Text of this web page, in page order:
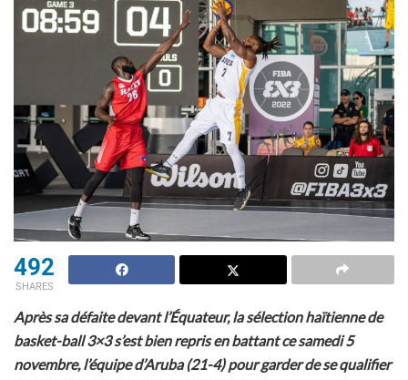
492
SHARES
Après sa défaite devant l’Équateur, la sélection haïtienne de
basket-ball 3×3 s’est bien repris en battant ce samedi 5
novembre, l’équipe d’Aruba (21-4) pour garder de se qualifier